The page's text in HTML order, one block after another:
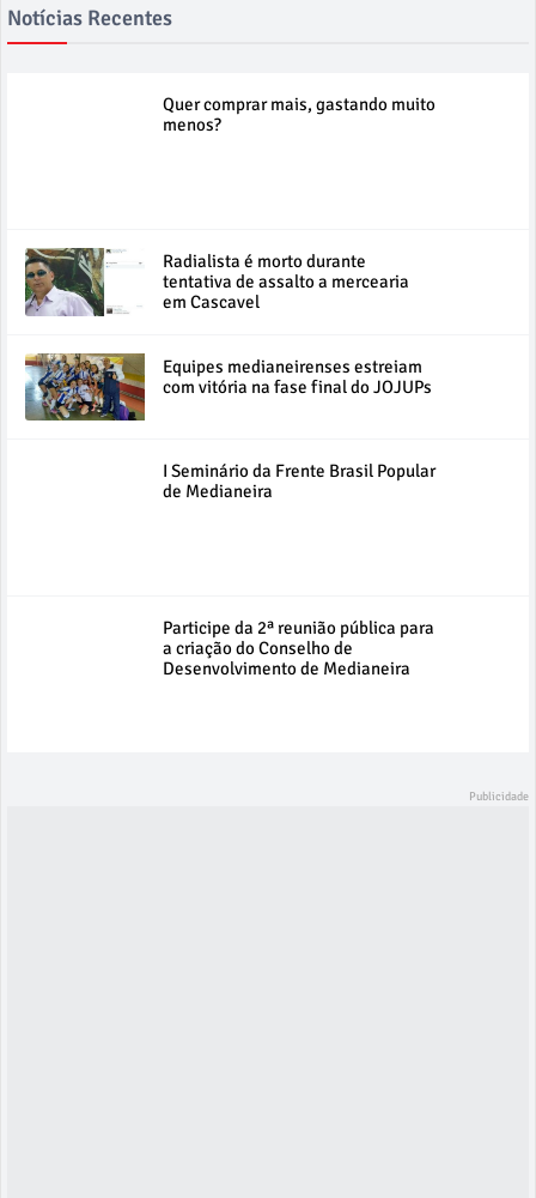
Notícias Recentes
Quer comprar mais, gastando muito
menos?
Radialista é morto durante
tentativa de assalto a mercearia
em Cascavel
Equipes medianeirenses estreiam
com vitória na fase final do JOJUPs
I Seminário da Frente Brasil Popular
de Medianeira
Participe da 2ª reunião pública para
a criação do Conselho de
Desenvolvimento de Medianeira